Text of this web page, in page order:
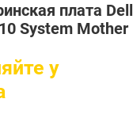
плата Dell
System Mother
у